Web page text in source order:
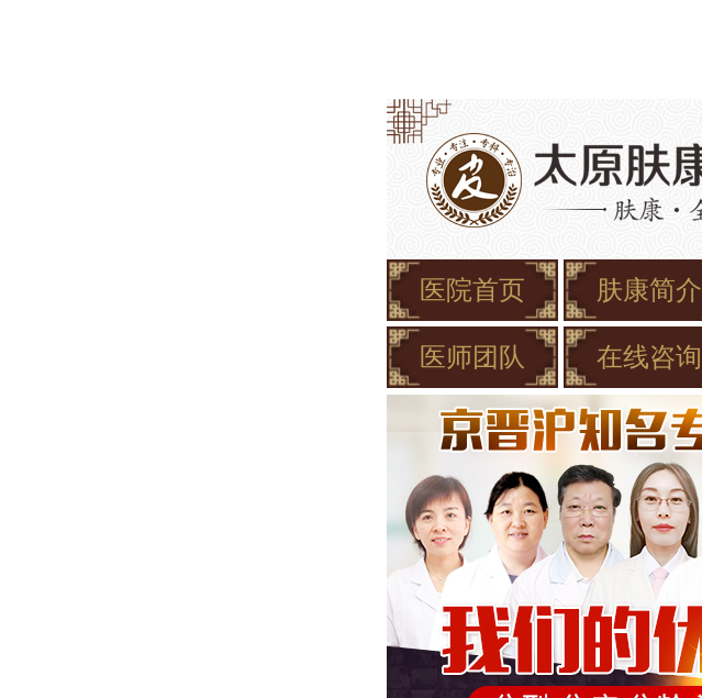
医院首页 肤康简介
医师团队 在线咨询